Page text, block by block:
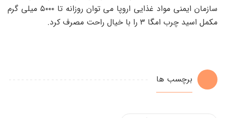
سازمان ایمنی مواد غذایی اروپا می توان روزانه تا ۵۰۰۰ میلی گرم
مکمل اسید چرب امگا ۳ را با خیال راحت مصرف کرد.
برچسب ها